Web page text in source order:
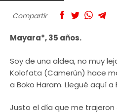
Compartir
Mayara*, 35 años.
Soy de una aldea, no muy
Kolofata (Camerún) hace
a Boko Haram. Llegué aquí
Justo el día que me trajeron